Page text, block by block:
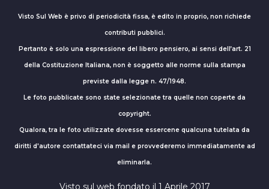
Visto Sul Web è privo di periodicità fissa, è edito in proprio, non richiede
contributi pubblici.
Pertanto è solo una espressione del libero pensiero, ai sensi dell’art. 21
della Costituzione Italiana, non è soggetto alle norme sulla stampa
previste dalla legge n. 47/1948.
Le foto pubblicate sono state selezionate tra quelle non coperte da
copyright.
Qualora, tra le foto utilizzate dovesse essercene qualcuna tutelata da
diritti d'autore contattateci via mail e provvederemo immediatamente ad
eliminarla.
Visto sul web fondato il 1 Aprile 2017